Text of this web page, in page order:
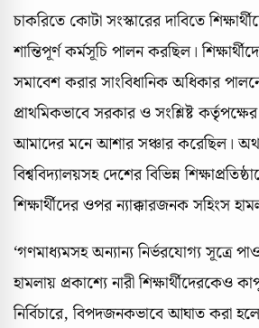
চাকরিতে কোটা সংস্কারের দাবিতে
শান্তিপূর্ণ কর্মসূচি পালন করছিল।
সমাবেশ করার সাংবিধানিক অধিকার
প্রাথমিকভাবে সরকার ও সংশ্লিষ্ট
আমাদের মনে আশার সঞ্চার করেছিল।
বিশ্ববিদ্যালয়সহ দেশের বিভিন্ন
শিক্ষার্থীদের ওপর ন্যাক্কারজনক সহিংস
‘গণমাধ্যমসহ অন্যান্য নির্ভরযোগ্য সূত্রে
হামলায় প্রকাশ্যে নারী শিক্ষার্থীদেরকেও
নির্বিচারে, বিপদজনকভাবে আঘাত করা